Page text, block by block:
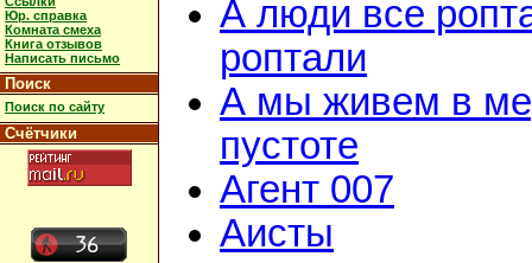
Юр. справка
Комната смеха
Книга отзывов
Написать письмо
Поиск
Поиск по сайту
Счётчики
А люди все
роптали
А мы живем в
пустоте
Агент 007
Аисты